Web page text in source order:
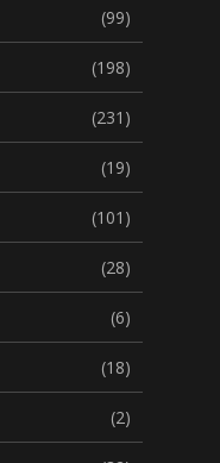
(99)
(198)
(231)
(19)
(101)
(28)
(6)
(18)
(2)